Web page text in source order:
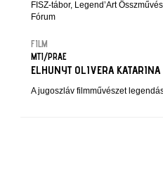
FISZ-tábor, Legend’Art
Fórum
FILM
MTI/PRAE
ELHUNYT OLIVERA KATARINA
A jugoszláv filmművészet